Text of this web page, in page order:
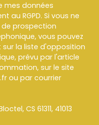
mes données
au RGPD. Si vous ne
prospection
vous pouvez
la liste d'opposition
prévu par l'article
sur le site
ou par courrier
CS 61311, 41013